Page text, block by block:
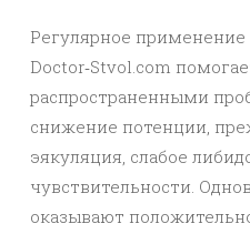
Регулярное применение
Doctor‑Stvol.com
распространенными
снижение потенции,
эякуляция, слабое
чувствительности.
оказывают